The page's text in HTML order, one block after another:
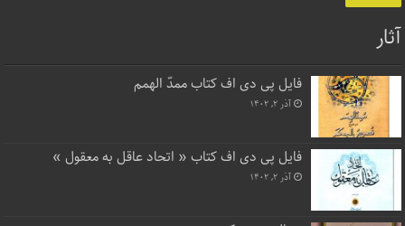
آثار
فایل پی دی اف کتاب ممدّ الهمم
آذر ۲, ۱۴۰۲
فایل پی دی اف کتاب « اتحاد عاقل به معقول »
آذر ۲, ۱۴۰۲